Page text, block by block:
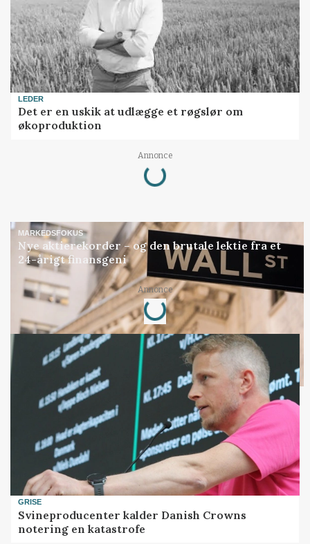
LEDER
Det er en uskik at udlægge et røgslør om
økoproduktion
Annonce
Loading...
MARKEDSFOKUS
Nye aktierekorder – og den brutale lektie fra et
24-årigt finansgeni
Annonce
Loading...
GRISE
Svineproducenter kalder Danish Crowns
notering en katastrofe